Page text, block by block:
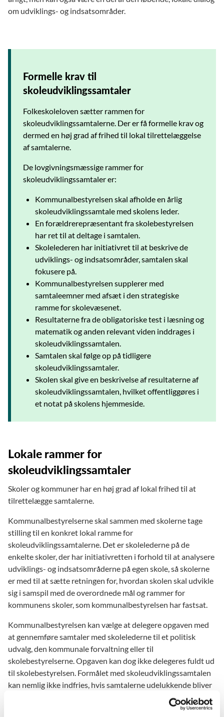
om udviklings- og indsatsområder.
Formelle krav til
skoleudviklingssamtaler
Folkeskoleloven sætter rammen for
skoleudviklingssamtalerne. Der er få formelle krav og
dermed en høj grad af frihed til lokal tilrettelæggelse
af samtalerne.
De lovgivningsmæssige rammer for
skoleudviklingssamtaler er:
Kommunalbestyrelsen skal afholde en årlig
skoleudviklingssamtale med skolens leder.
En forældrerepræsentant fra skolebestyrelsen
har ret til at deltage i samtalen.
Skolelederen har initiativret til at beskrive de
udviklings- og indsatsområder, samtalen skal
fokusere på.
Kommunalbestyrelsen supplerer med
samtaleemner med afsæt i den strategiske
ramme for skolevæsenet.
Resultaterne fra de obligatoriske test i læsning og
matematik og anden relevant viden inddrages i
skoleudviklingssamtalen.
Samtalen skal følge op på tidligere
skoleudviklingssamtaler.
Skolen skal give en beskrivelse af resultaterne af
skoleudviklingssamtalen, hvilket offentliggøres i
et notat på skolens hjemmeside.
Lokale rammer for
skoleudviklingssamtaler
Skoler og kommuner har en høj grad af lokal frihed til at
tilrettelægge samtalerne.
Kommunalbestyrelserne skal sammen med skolerne tage
stilling til en konkret lokal ramme for
skoleudviklingssamtalerne. Det er skolelederne på de
enkelte skoler, der har initiativretten i forhold til at analysere
udviklings- og indsatsområderne på egen skole, så skolerne
er med til at sætte retningen for, hvordan skolen skal udvikle
sig i samspil med de overordnede mål og rammer for
kommunens skoler, som kommunalbestyrelsen har fastsat.
Kommunalbestyrelsen kan vælge at delegere opgaven med
at gennemføre samtaler med skolelederne til et politisk
udvalg, den kommunale forvaltning eller til
skolebestyrelserne. Opgaven kan dog ikke delegeres fuldt ud
til skolebestyrelsen. Formålet med skoleudviklingssamtalen
kan nemlig ikke indfries, hvis samtalerne udelukkende bliver
en intern dialog på skolen. Det betyder, at enten
kommunalbestyrelse, et politisk udvalg eller forvaltning som